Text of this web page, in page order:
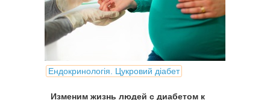
Ендокринологія. Цукровий діабет
Изменим жизнь людей с диабетом к